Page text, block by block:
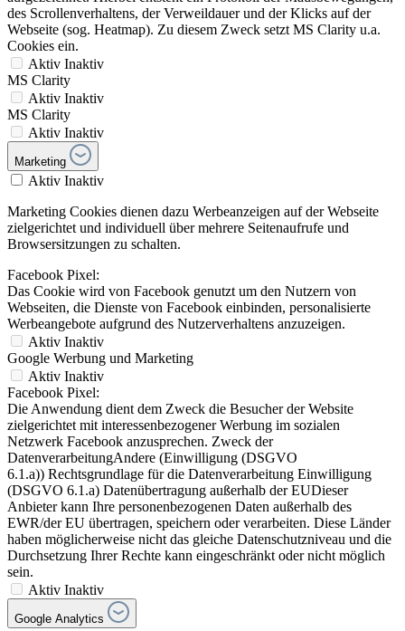
des Scrollenverhaltens, der Verweildauer und der Klicks auf der
Webseite (sog. Heatmap). Zu diesem Zweck setzt MS Clarity u.a.
Cookies ein.
Aktiv Inaktiv
MS Clarity
Aktiv Inaktiv
MS Clarity
Aktiv Inaktiv
Marketing
Aktiv Inaktiv
Marketing Cookies dienen dazu Werbeanzeigen auf der Webseite
zielgerichtet und individuell über mehrere Seitenaufrufe und
Browsersitzungen zu schalten.
Facebook Pixel:
Das Cookie wird von Facebook genutzt um den Nutzern von
Webseiten, die Dienste von Facebook einbinden, personalisierte
Werbeangebote aufgrund des Nutzerverhaltens anzuzeigen.
Aktiv Inaktiv
Google Werbung und Marketing
Aktiv Inaktiv
Facebook Pixel:
Die Anwendung dient dem Zweck die Besucher der Website
zielgerichtet mit interessenbezogener Werbung im sozialen
Netzwerk Facebook anzusprechen. Zweck der
DatenverarbeitungAndere (Einwilligung (DSGVO
6.1.a)) Rechtsgrundlage für die Datenverarbeitung Einwilligung
(DSGVO 6.1.a) Datenübertragung außerhalb der EUDieser
Anbieter kann Ihre personenbezogenen Daten außerhalb des
EWR/der EU übertragen, speichern oder verarbeiten. Diese Länder
haben möglicherweise nicht das gleiche Datenschutzniveau und die
Durchsetzung Ihrer Rechte kann eingeschränkt oder nicht möglich
sein.
Aktiv Inaktiv
Google Analytics